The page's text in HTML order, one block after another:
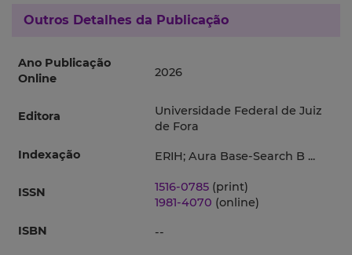
Outros Detalhes da Publicação
Ano Publicação
Online
2026
Editora
Universidade Federal de Juiz
de Fora
Indexação
ERIH; Aura Base-Search B ...
ISSN 1516-0785 (print)
1981-4070 (online)
ISBN
--